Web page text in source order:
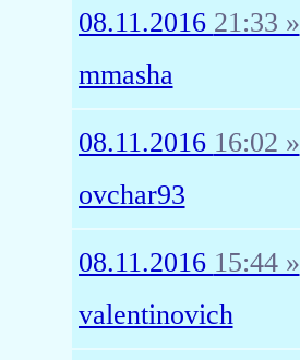
08.11.2016 21:33 »
mmasha
08.11.2016 16:02 »
ovchar93
08.11.2016 15:44 »
valentinovich